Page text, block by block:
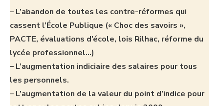
– L’abandon de toutes les contre-réformes qui
cassent l’École Publique (« Choc des savoirs »,
PACTE, évaluations d’école, lois Rilhac, réforme du
lycée professionnel…)
– L’augmentation indiciaire des salaires pour tous
les personnels.
– L’augmentation de la valeur du point d’indice pour